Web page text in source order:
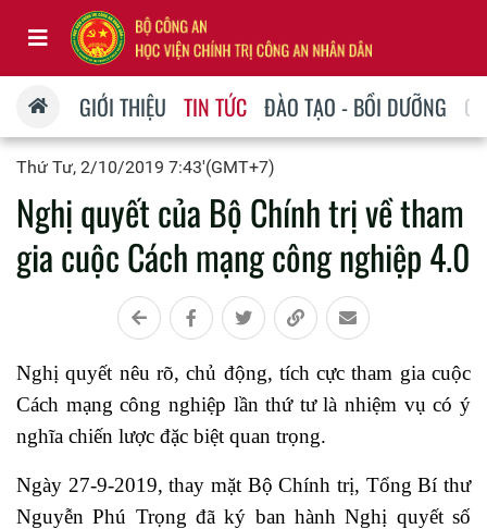
GIỚI THIỆU TIN TỨC ĐÀO TẠO - BỒI DƯỠNG
Thứ Tư, 2/10/2019 7:43'(GMT+7)
Nghị quyết của Bộ Chính trị về tham
gia cuộc Cách mạng công nghiệp 4.0
Nghị quyết nêu rõ, chủ động, tích cực tham gia cuộc
Cách mạng công nghiệp lần thứ tư là nhiệm vụ có ý
nghĩa chiến lược đặc biệt quan trọng.
Ngày 27-9-2019, thay mặt Bộ Chính trị, Tổng Bí thư
Nguyễn Phú Trọng đã ký ban hành Nghị quyết số